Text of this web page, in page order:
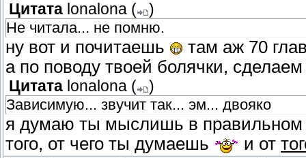
Цитата lonalona (
)
Не читала... не помню.
ну вот и почитаешь
там аж 70
а по поводу твоей болячки,
Цитата lonalona (
)
Зависимую... звучит так... эм... двояко
я думаю ты мыслишь в правильном
того, от чего ты думаешь
и от